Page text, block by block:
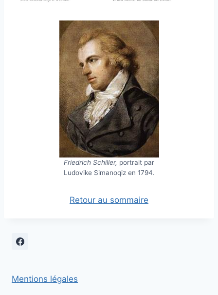
Friedrich Schiller, portrait par
Ludovike Simanoqiz en 1794.
Retour au sommaire
Mentions légales